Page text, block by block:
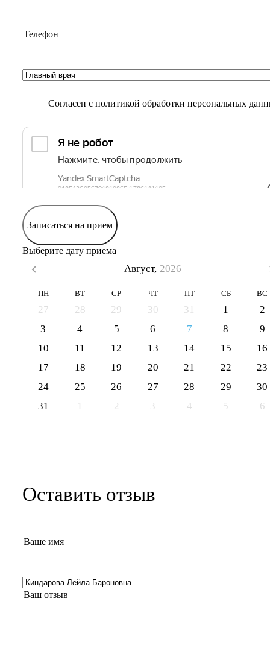
Согласен с политикой обработки персональных
Записаться на прием
Выберите дату приема
Август, 2026
ПН ВТ СР ЧТ ПТ СБ ВС
27 28 29 30 31 1
2
3
4 5 6 7 8
9
10
11 12 13 14 15
16
17
18 19 20 21 22
23
24
25 26 27 28 29
30
31
1 2 3 4 5 6
Оставить отзыв